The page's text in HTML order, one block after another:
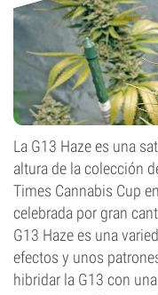
La G13 Haze es una
altura de la colección
Times Cannabis Cup
celebrada por gran
G13 Haze es una
efectos y unos
hibridar la G13 con